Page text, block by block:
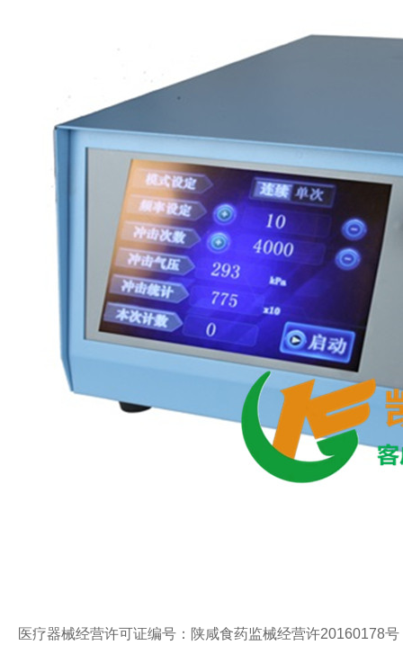
医疗器械经营许可证编号：陕咸食药监械经营许20160178号